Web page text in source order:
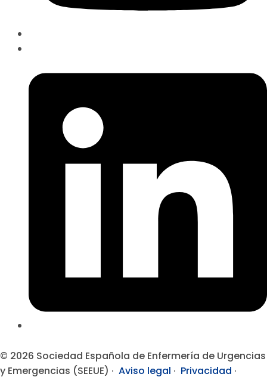
© 2026 Sociedad Española de Enfermería de Urgencias
y Emergencias (SEEUE) · Aviso legal · Privacidad ·